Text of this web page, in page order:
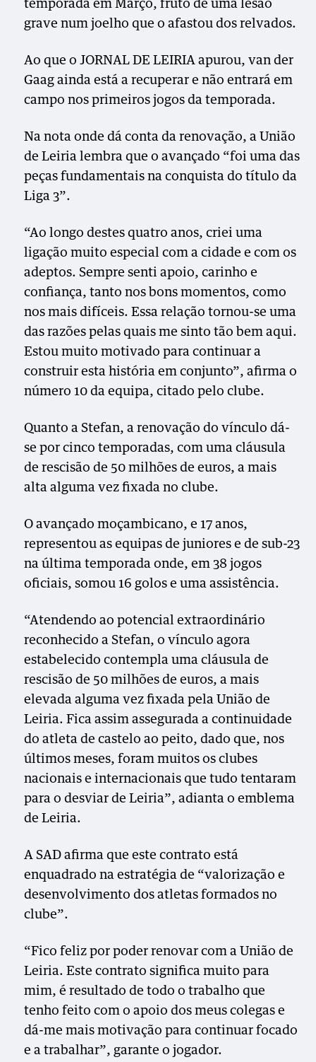
temporada em Março, fruto de uma lesão
grave num joelho que o afastou dos relvados.
Ao que o JORNAL DE LEIRIA apurou, van der
Gaag ainda está a recuperar e não entrará em
campo nos primeiros jogos da temporada.
Na nota onde dá conta da renovação, a União
de Leiria lembra que o avançado “foi uma das
peças fundamentais na conquista do título da
Liga 3”.
“Ao longo destes quatro anos, criei uma
ligação muito especial com a cidade e com os
adeptos. Sempre senti apoio, carinho e
confiança, tanto nos bons momentos, como
nos mais difíceis. Essa relação tornou-se uma
das razões pelas quais me sinto tão bem aqui.
Estou muito motivado para continuar a
construir esta história em conjunto”, afirma o
número 10 da equipa, citado pelo clube.
Quanto a Stefan, a renovação do vínculo dá-
se por cinco temporadas, com uma cláusula
de rescisão de 50 milhões de euros, a mais
alta alguma vez fixada no clube.
O avançado moçambicano, e 17 anos,
representou as equipas de juniores e de sub-23
na última temporada onde, em 38 jogos
oficiais, somou 16 golos e uma assistência.
“Atendendo ao potencial extraordinário
reconhecido a Stefan, o vínculo agora
estabelecido contempla uma cláusula de
rescisão de 50 milhões de euros, a mais
elevada alguma vez fixada pela União de
Leiria. Fica assim assegurada a continuidade
do atleta de castelo ao peito, dado que, nos
últimos meses, foram muitos os clubes
nacionais e internacionais que tudo tentaram
para o desviar de Leiria”, adianta o emblema
de Leiria.
A SAD afirma que este contrato está
enquadrado na estratégia de “valorização e
desenvolvimento dos atletas formados no
clube”.
“Fico feliz por poder renovar com a União de
Leiria. Este contrato significa muito para
mim, é resultado de todo o trabalho que
tenho feito com o apoio dos meus colegas e
dá-me mais motivação para continuar focado
e a trabalhar”, garante o jogador.